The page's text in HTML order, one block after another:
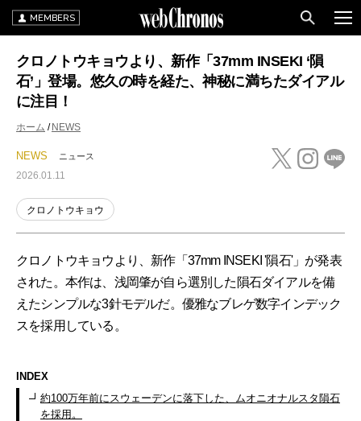
MEMBERS
クロノトウキョウより、新作「37mm INSEKI ‘隕
石’」登場。悠久の時を経た、神秘に満ちたダイアル
に注目！
ホーム NEWS
NEWS ニュース
2026.01.11
クロノトウキョウ
クロノトウキョウより、新作「37mm INSEKI '隕石'」が発表
された。本作は、浅岡肇が自ら選別した隕石ダイアルを備
えたシンプルな3針モデルだ。優雅なブレゲ数字インデック
スを採用している。
INDEX
約100万年前にスウェーデンに落下した、ムオニオナルスタ隕石
を採用。